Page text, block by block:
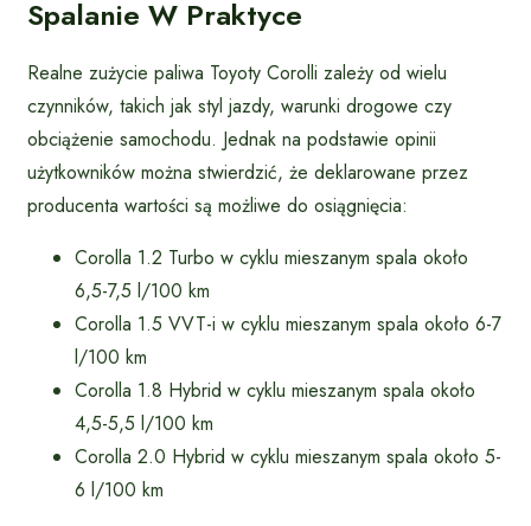
Spalanie W Praktyce
Realne zużycie paliwa Toyoty Corolli zależy od wielu
czynników, takich jak styl jazdy, warunki drogowe czy
obciążenie samochodu. Jednak na podstawie opinii
użytkowników można stwierdzić, że deklarowane przez
producenta wartości są możliwe do osiągnięcia:
Corolla 1.2 Turbo w cyklu mieszanym spala około
6,5-7,5 l/100 km
Corolla 1.5 VVT-i w cyklu mieszanym spala około 6-7
l/100 km
Corolla 1.8 Hybrid w cyklu mieszanym spala około
4,5-5,5 l/100 km
Corolla 2.0 Hybrid w cyklu mieszanym spala około 5-
6 l/100 km